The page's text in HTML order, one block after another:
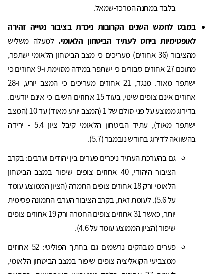
בלבד במחנה המרכז-שמאל.
במבט לחמש השנים הקרובות ניכרת בציבור נטייה זהירה
לאופטימיות ביחס לעתיד הביטחון הלאומי. למעלה משליש
מהציבור (36 אחוזים) מעריכים כי מצב הביטחון הלאומי ישתפר,
מתוכם 27 אחוזים סבורים כי ישתפר במידה מסוימת ו-9 אחוזים כי
ישתפר מאוד. מנגד, 21 אחוזים מעריכים כי המצב יורע, ו-28
אחוזים אינם צופים שינוי, בעוד 15 אחוזים השיבו כי אינם יודעים.
בדירוג ממוצע על פני סולם של 1 (המצב יורע מאוד) עד 10 (המצב
ישתפר מאוד), עתיד הביטחון הלאומי קיבל ציון 5.4 - ירידה
בהשוואה לדירוג בחודש נובמבר (5.7).
גם בהערכת העתיד ניכרים פערים בין יהודים וערבים: בקרב
הציבור היהודי, 40 אחוזים צופים שיפור במצב הביטחון
הלאומי ורק 18 אחוזים צופים החמרה (הציון הממוצע עומד
על 5.6). לעומת זאת, בקרב הציבור הערבי התמונה פסימית
יותר, כאשר 31 אחוזים צופים החמרה ורק 19 אחוזים צופים
שיפור (הציון הממוצע עומד על 4.6).
פערים מובהקים נרשמים גם בחתך הפוליטי: 52 אחוזים
ממצביעי הקואליציה צופים שיפור במצב הביטחון הלאומי,